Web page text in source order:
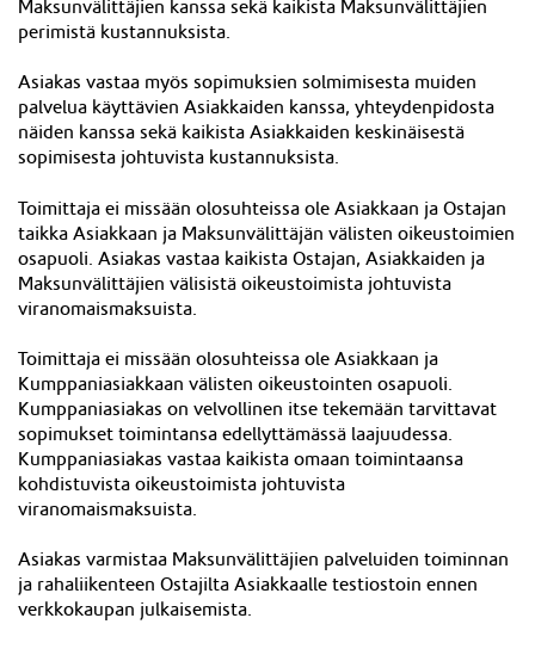
Maksunvälittäjien kanssa sekä kaikista Maksunvälittäjien
perimistä kustannuksista.
Asiakas vastaa myös sopimuksien solmimisesta muiden
palvelua käyttävien Asiakkaiden kanssa, yhteydenpidosta
näiden kanssa sekä kaikista Asiakkaiden keskinäisestä
sopimisesta johtuvista kustannuksista.
Toimittaja ei missään olosuhteissa ole Asiakkaan ja Ostajan
taikka Asiakkaan ja Maksunvälittäjän välisten oikeustoimien
osapuoli. Asiakas vastaa kaikista Ostajan, Asiakkaiden ja
Maksunvälittäjien välisistä oikeustoimista johtuvista
viranomaismaksuista.
Toimittaja ei missään olosuhteissa ole Asiakkaan ja
Kumppaniasiakkaan välisten oikeustointen osapuoli.
Kumppaniasiakas on velvollinen itse tekemään tarvittavat
sopimukset toimintansa edellyttämässä laajuudessa.
Kumppaniasiakas vastaa kaikista omaan toimintaansa
kohdistuvista oikeustoimista johtuvista
viranomaismaksuista.
Asiakas varmistaa Maksunvälittäjien palveluiden toiminnan
ja rahaliikenteen Ostajilta Asiakkaalle testiostoin ennen
verkkokaupan julkaisemista.